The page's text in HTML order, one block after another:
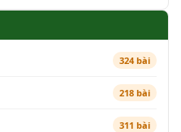
324 bài
218 bài
311 bài